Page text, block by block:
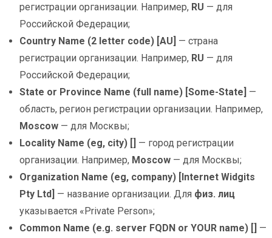
регистрации организации. Например, RU — для
Российской Федерации;
Country Name (2 letter code) [AU] — страна
регистрации организации. Например, RU — для
Российской Федерации;
State or Province Name (full name) [Some-State] —
область, регион регистрации организации. Например,
Moscow — для Москвы;
Locality Name (eg, city) [] — город регистрации
организации. Например, Moscow — для Москвы;
Organization Name (eg, company) [Internet Widgits
Pty Ltd] — название организации. Для физ. лиц
указывается «Private Person»;
Common Name (e.g. server FQDN or YOUR name) [] —